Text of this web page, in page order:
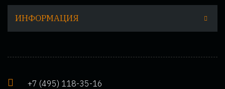
ИНФОРМАЦИЯ
+7 (495) 118-35-16